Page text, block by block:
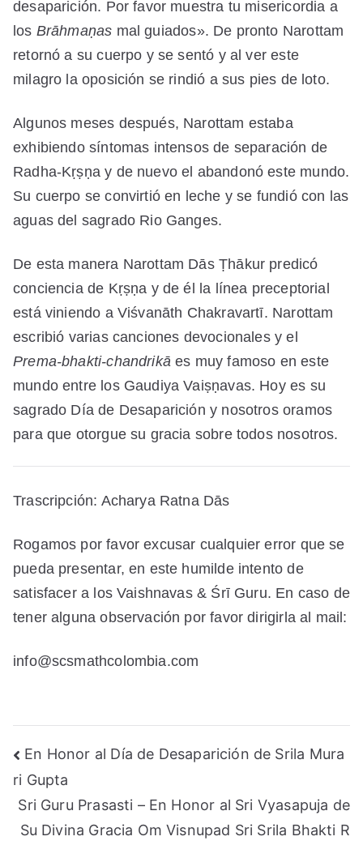
desaparición. Por favor muestra tu misericordia a
los Brāhmaṇas mal guiados». De pronto Narottam
retornó a su cuerpo y se sentó y al ver este
milagro la oposición se rindió a sus pies de loto.
Algunos meses después, Narottam estaba
exhibiendo síntomas intensos de separación de
Radha-Kṛṣṇa y de nuevo el abandonó este mundo.
Su cuerpo se convirtió en leche y se fundió con las
aguas del sagrado Rio Ganges.
De esta manera Narottam Dās Ṭhākur predicó
conciencia de Kṛṣṇa y de él la línea preceptorial
está viniendo a Viśvanāth Chakravartī. Narottam
escribió varias canciones devocionales y el
Prema-bhakti-chandrikā es muy famoso en este
mundo entre los Gaudiya Vaiṣṇavas. Hoy es su
sagrado Día de Desaparición y nosotros oramos
para que otorgue su gracia sobre todos nosotros.
Trascripción: Acharya Ratna Dās
Rogamos por favor excusar cualquier error que se
pueda presentar, en este humilde intento de
satisfacer a los Vaishnavas & Śrī Guru. En caso de
tener alguna observación por favor dirigirla al mail:
info@scsmathcolombia.com
Navegación
de
entradas
En Honor al Día de Desaparición de Srila Mura
ri Gupta
Sri Guru Prasasti – En Honor al Sri Vyasapuja de
Su Divina Gracia Om Visnupad Sri Srila Bhakti R